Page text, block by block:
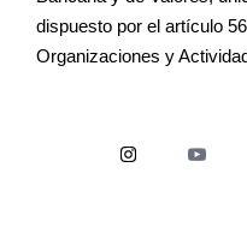
dispuesto por el artículo
Organizaciones y